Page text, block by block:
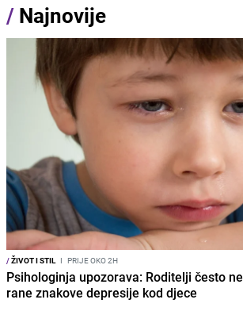
/ Najnovije
/ŽIVOT I STIL I PRIJE OKO 2H
Psihologinja upozorava: Roditelji često
rane znakove depresije kod djece